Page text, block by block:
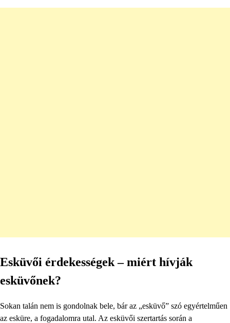
Esküvői érdekességek – miért hívják
esküvőnek?
Sokan talán nem is gondolnak bele, bár az „esküvő” szó egyértelműen
az esküre, a fogadalomra utal. Az esküvői szertartás során a